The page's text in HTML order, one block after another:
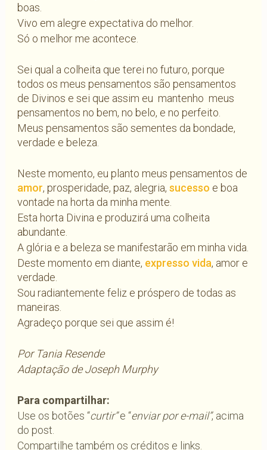
boas.
Vivo em alegre expectativa do melhor.
Só o melhor me acontece.
Sei qual a colheita que terei no futuro, porque
todos os meus pensamentos são pensamentos
de Divinos e sei que assim eu mantenho meus
pensamentos no bem, no belo, e no perfeito.
Meus pensamentos são sementes da bondade,
verdade e beleza.
Neste momento, eu planto meus pensamentos de
amor, prosperidade, paz, alegria, sucesso e boa
vontade na horta da minha mente.
Esta horta Divina e produzirá uma colheita
abundante.
A glória e a beleza se manifestarão em minha vida.
Deste momento em diante, expresso vida, amor e
verdade.
Sou radiantemente feliz e próspero de todas as
maneiras.
Agradeço porque sei que assim é!
Por Tania Resende
Adaptação de Joseph Murphy
Para compartilhar:
Use os botões “curtir”e “enviar por e-mail”, acima
do post.
Compartilhe também os créditos e links.